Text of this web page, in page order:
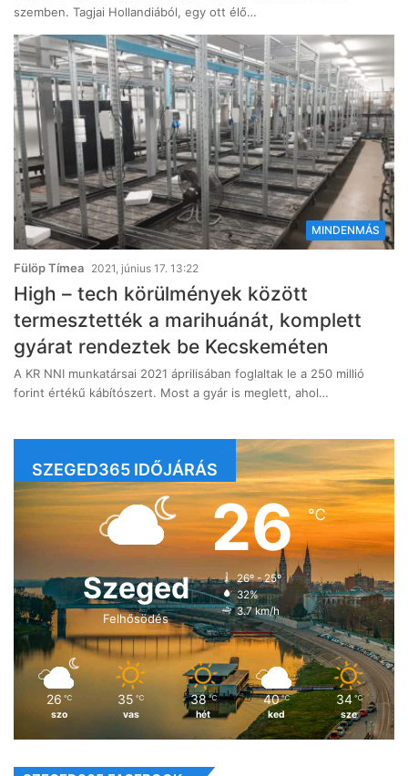
szemben. Tagjai Hollandiából, egy ott élő…
MINDENMÁS
Fülöp Tímea 2021, június 17. 13:22
High – tech körülmények között
termesztették a marihuánát, komplett
gyárat rendeztek be Kecskeméten
A KR NNI munkatársai 2021 áprilisában foglaltak le a 250 millió
forint értékű kábítószert. Most a gyár is meglett, ahol…
SZEGED365 IDŐJÁRÁS
Szeged
Felhősödés
26℃
26º - 25º
32%
3.7 km/h
26 ℃
szo
35 ℃
vas
38 ℃
hét
40 ℃
ked
34 ℃
sze